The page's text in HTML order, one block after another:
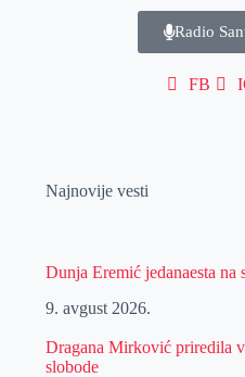
Radio
FB
Najnovije vesti
Dunja Eremić jedanaesta na
9. avgust 2026.
Dragana Mirković priredila
slobode